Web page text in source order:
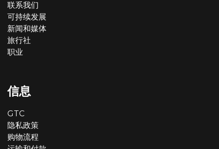
联系我们
可持续发展
新闻和媒体
旅行社
职业
信息
GTC
隐私政策
购物流程